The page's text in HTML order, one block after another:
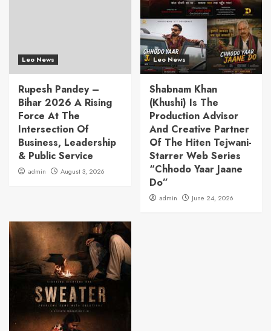
Leo News
Rupesh Pandey –
Bihar 2026 A Rising
Force At The
Intersection Of
Business, Leadership
& Public Service
admin August 3, 2026
Leo News
Shabnam Khan
(Khushi) Is The
Production Advisor
And Creative Partner
Of The Hiten Tejwani-
Starrer Web Series
“Chhodo Yaar Jaane
Do”
admin June 24, 2026